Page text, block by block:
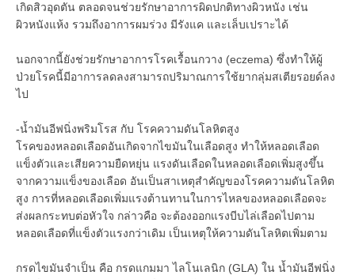
เกิดสิวอุดตัน ตลอดจนช่วยรักษาอาการผิดปกติทางผิวหนัง เช่น
ผิวหนังแห้ง รวมถึงอาการผมร่วง มีรังแค และเล็บเปราะได้
นอกจากนี้ยังช่วยรักษาอาการโรคเรื้อนกวาง (eczema) ซึ่งทำให้ผู้
ป่วยโรคนี้มีอาการลดลงสามารถปริมาณการใช้ยากลุ่มสเตียรอยด์ลง
ไป
-น้ำมันอีฟนิ่งพริมโรส กับ โรคความดันโลหิตสูง
โรคของหลอดเลือดอันเกิดจากไขมันในเลือดสูง ทำให้หลอดเลือด
แข็งตัวและเสียความยืดหยุ่น แรงดันเลือดในหลอดเลือดเพิ่มสูงขึ้น
จากความแข็งของเลือด อันเป็นสาเหตุสำคัญของโรคความดันโลหิต
สูง การที่หลอดเลือดเพิ่มแรงต้านทานในการไหลของหลอดเลือดจะ
ส่งผลกระทบต่อหัวใจ กล่าวคือ จะต้องออกแรงบีบไล่เลือดไปตาม
หลอดเลือดที่แข็งตัวแรงกว่าเดิม เป็นเหตุให้ความดันโลหิตเพิ่มตาม
กรดไขมันจำเป็น คือ กรดแกมมา ไลโนเลนิก (GLA) ใน น้ำมันอีฟนิ่ง